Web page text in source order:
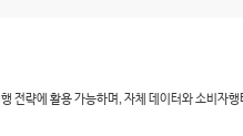
전략에 활용 가능하며, 자체 데이터와 소비자